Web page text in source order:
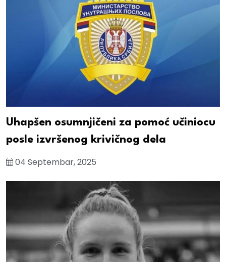
Uhapšen osumnjičeni za pomoć učiniocu
posle izvršenog krivičnog dela
04 Septembar, 2025